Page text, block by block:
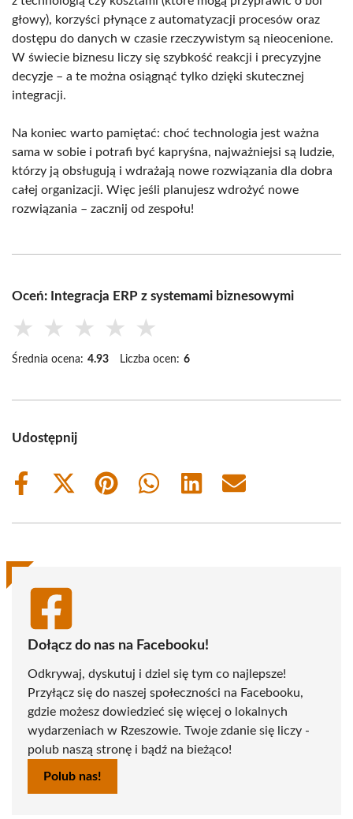
głowy), korzyści płynące z automatyzacji procesów oraz
dostępu do danych w czasie rzeczywistym są nieocenione.
W świecie biznesu liczy się szybkość reakcji i precyzyjne
decyzje – a te można osiągnąć tylko dzięki skutecznej
integracji.
Na koniec warto pamiętać: choć technologia jest ważna
sama w sobie i potrafi być kapryśna, najważniejsi są ludzie,
którzy ją obsługują i wdrażają nowe rozwiązania dla dobra
całej organizacji. Więc jeśli planujesz wdrożyć nowe
rozwiązania – zacznij od zespołu!
Oceń: Integracja ERP z systemami biznesowymi
★ ★ ★ ★ ★
Średnia ocena: 4.93 Liczba ocen: 6
Udostępnij
Share
Share
(Twitter)
Share
Share
Share
Share
Dołącz do nas na Facebooku!
Odkrywaj, dyskutuj i dziel się tym co najlepsze!
Przyłącz się do naszej społeczności na Facebooku,
gdzie możesz dowiedzieć się więcej o lokalnych
wydarzeniach w Rzeszowie. Twoje zdanie się liczy -
polub naszą stronę i bądź na bieżąco!
Polub nas!